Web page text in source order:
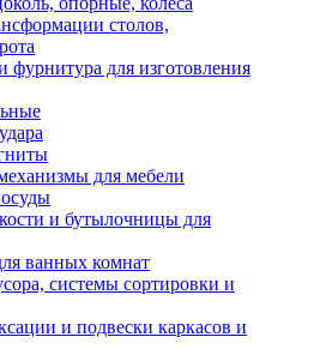
столов,
для изготовления
для мебели
и бутылочницы для
ванных комнат
системы сортировки и
и подвески каркасов и